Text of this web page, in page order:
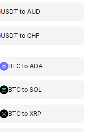
USDT toAUD
USDT toCHF
BTCto ADA
BTCto SOL
BTCto XRP